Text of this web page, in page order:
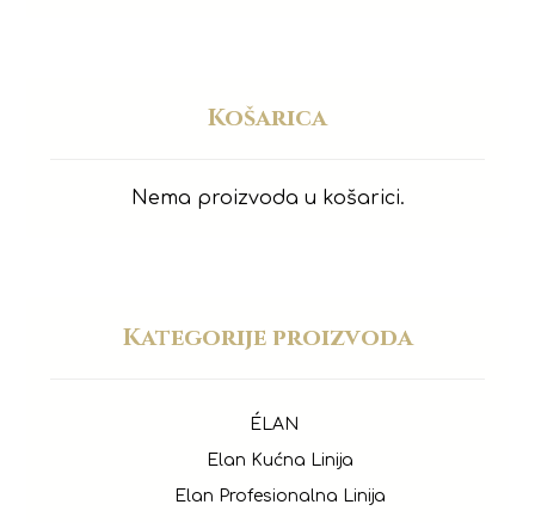
Košarica
Nema proizvoda u košarici.
Kategorije proizvoda
ÉLAN
Elan Kućna Linija
Elan Profesionalna Linija